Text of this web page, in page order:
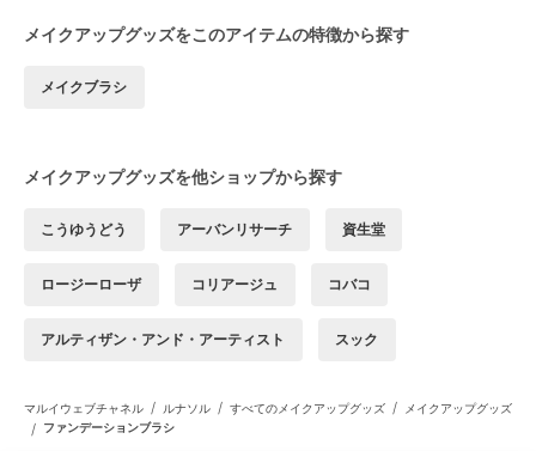
メイクアップグッズをこのアイテムの特徴から探す
メイクブラシ
メイクアップグッズを他ショップから探す
こうゆうどう アーバンリサーチ 資生堂
ロージーローザ コリアージュ コバコ
アルティザン・アンド・アーティスト スック
マルイウェブチャネル / ルナソル / すべてのメイクアップグッズ / メイクアップグッズ
/ ファンデーションブラシ